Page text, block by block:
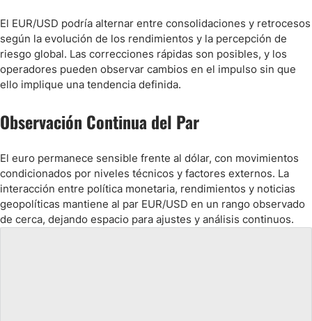
El EUR/USD podría alternar entre consolidaciones y retrocesos
según la evolución de los rendimientos y la percepción de
riesgo global. Las correcciones rápidas son posibles, y los
operadores pueden observar cambios en el impulso sin que
ello implique una tendencia definida.
Observación Continua del Par
El euro permanece sensible frente al dólar, con movimientos
condicionados por niveles técnicos y factores externos. La
interacción entre política monetaria, rendimientos y noticias
geopolíticas mantiene al par EUR/USD en un rango observado
de cerca, dejando espacio para ajustes y análisis continuos.